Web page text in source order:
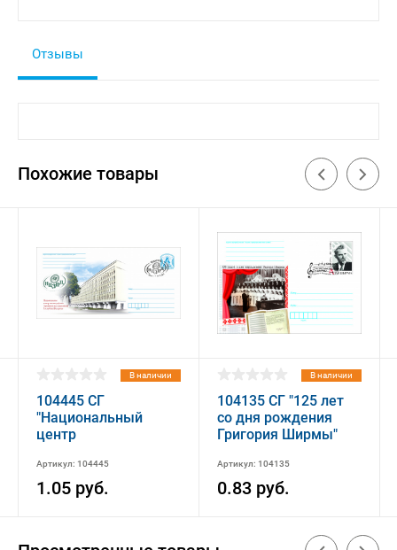
Отзывы
Похожие товары
В наличии
104445 СГ
"Национальный
центр
правовых
исследований
Республики
Артикул: 104445
1.05 руб.
В наличии
104135 СГ "125 лет
со дня рождения
Григория Ширмы"
Артикул: 104135
0.83 руб.